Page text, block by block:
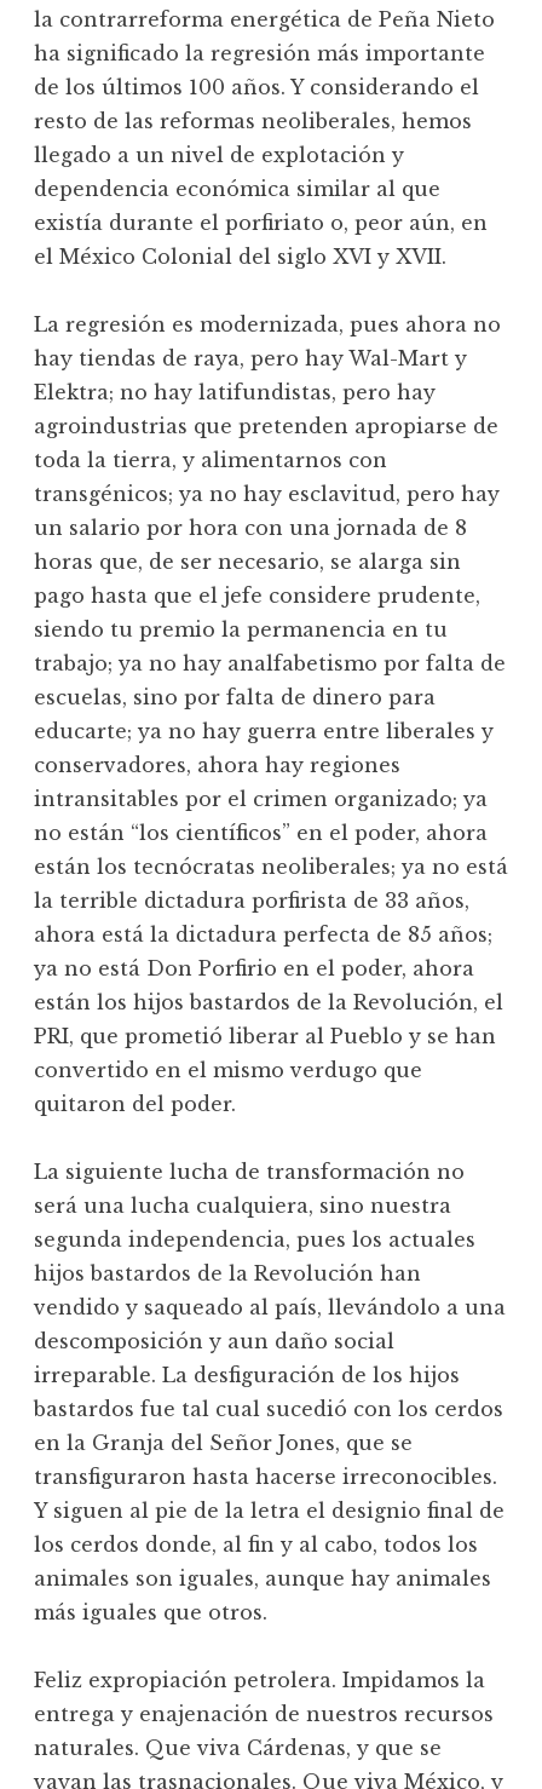
la contrarreforma energética de Peña Nieto
ha significado la regresión más importante
de los últimos 100 años. Y considerando el
resto de las reformas neoliberales, hemos
llegado a un nivel de explotación y
dependencia económica similar al que
existía durante el porfiriato o, peor aún, en
el México Colonial del siglo XVI y XVII.
La regresión es modernizada, pues ahora no
hay tiendas de raya, pero hay Wal-Mart y
Elektra; no hay latifundistas, pero hay
agroindustrias que pretenden apropiarse de
toda la tierra, y alimentarnos con
transgénicos; ya no hay esclavitud, pero hay
un salario por hora con una jornada de 8
horas que, de ser necesario, se alarga sin
pago hasta que el jefe considere prudente,
siendo tu premio la permanencia en tu
trabajo; ya no hay analfabetismo por falta de
escuelas, sino por falta de dinero para
educarte; ya no hay guerra entre liberales y
conservadores, ahora hay regiones
intransitables por el crimen organizado; ya
no están “los científicos” en el poder, ahora
están los tecnócratas neoliberales; ya no está
la terrible dictadura porfirista de 33 años,
ahora está la dictadura perfecta de 85 años;
ya no está Don Porfirio en el poder, ahora
están los hijos bastardos de la Revolución, el
PRI, que prometió liberar al Pueblo y se han
convertido en el mismo verdugo que
quitaron del poder.
La siguiente lucha de transformación no
será una lucha cualquiera, sino nuestra
segunda independencia, pues los actuales
hijos bastardos de la Revolución han
vendido y saqueado al país, llevándolo a una
descomposición y aun daño social
irreparable. La desfiguración de los hijos
bastardos fue tal cual sucedió con los cerdos
en la Granja del Señor Jones, que se
transfiguraron hasta hacerse irreconocibles.
Y siguen al pie de la letra el designio final de
los cerdos donde, al fin y al cabo, todos los
animales son iguales, aunque hay animales
más iguales que otros.
Feliz expropiación petrolera. Impidamos la
entrega y enajenación de nuestros recursos
naturales. Que viva Cárdenas, y que se
vayan las trasnacionales. Que viva México, y